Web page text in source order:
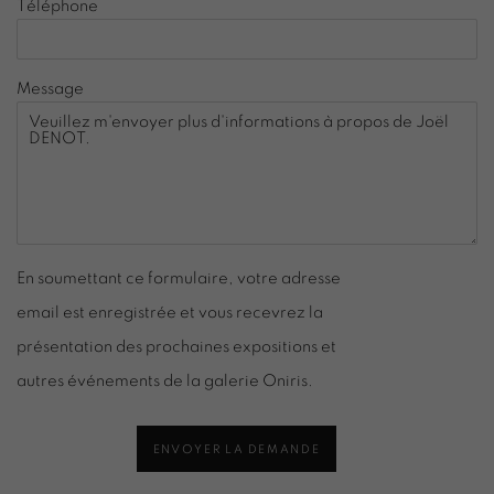
Téléphone
Message
En soumettant ce formulaire, votre adresse
email est enregistrée et vous recevrez la
présentation des prochaines expositions et
autres événements de la galerie Oniris.
ENVOYER LA DEMANDE